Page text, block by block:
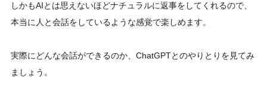
しかもAIとは思えないほどナチュラルに返事をしてくれるので、
本当に人と会話をしているような感覚で楽しめます。
実際にどんな会話ができるのか、ChatGPTとのやりとりを見てみ
ましょう。